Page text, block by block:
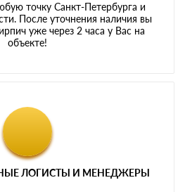
точку Санкт-Петербурга и
После уточнения наличия вы
уже через 2 часа у Вас на
объекте!
ЛОГИСТЫ И МЕНЕДЖЕРЫ